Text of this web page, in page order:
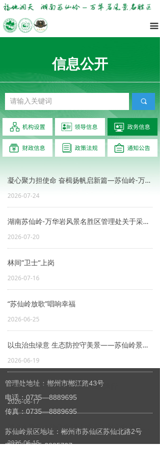
끀
信息公开
끠
凝心聚力担使命 奋楫扬帆启新篇—苏仙岭-万华岩风景名胜区管理处工会换届选举圆满完成
2026-07-24
湖南苏仙岭-万华岩风景名胜区管理处关于采购离心多级泵、交流异步电机的公告
2026-07-20
林间“卫士“上岗
2026-07-16
“苏仙岭放歌”唱响幸福
2026-06-25
以虫治虫绿意 生态防控守美景——苏仙岭景区开展赤眼蜂生物防治工作
2026-06-19
“国家应急管理科普库”正式上线运行
2026-06-17
2026-06-15
管理处地址：郴州市郴江路43号
电话：0735—8889695
传真：0735—8889695
苏仙岭景区地址：郴州市苏仙区苏仙北路2号
电话：0735-2885797